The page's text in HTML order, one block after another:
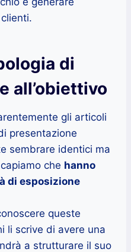
di
all’obiettivo
gli articoli
presentazione
sembrare identici ma
che hanno
di esposizione
queste
li scrive di avere una
a strutturare il suo